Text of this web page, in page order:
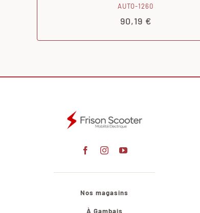
AUTO-1260
90,19 €
Nos magasins
À Gambais